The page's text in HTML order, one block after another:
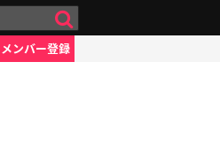
メンバー登録